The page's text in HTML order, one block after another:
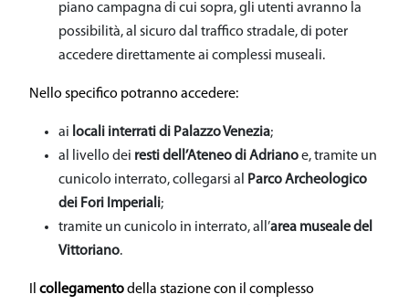
piano campagna di cui sopra, gli utenti avranno la
possibilità, al sicuro dal traffico stradale, di poter
accedere direttamente ai complessi museali.
Nello specifico potranno accedere:
ai locali interrati di Palazzo Venezia;
al livello dei resti dell’Ateneo di Adrianoe, tramite un
cunicolo interrato, collegarsi al ParcoArcheologico
dei Fori Imperiali;
tramite un cunicolo in interrato, all’area museale del
Vittoriano.
Il collegamentodella stazione con il complesso